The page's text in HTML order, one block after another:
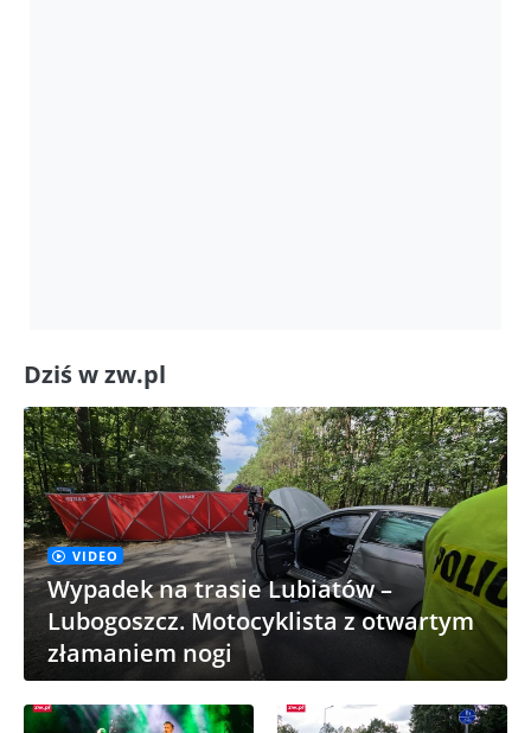
Dziś w zw.pl
VIDEO
Wypadek na trasie Lubiatów –
Lubogoszcz. Motocyklista z otwartym
złamaniem nogi